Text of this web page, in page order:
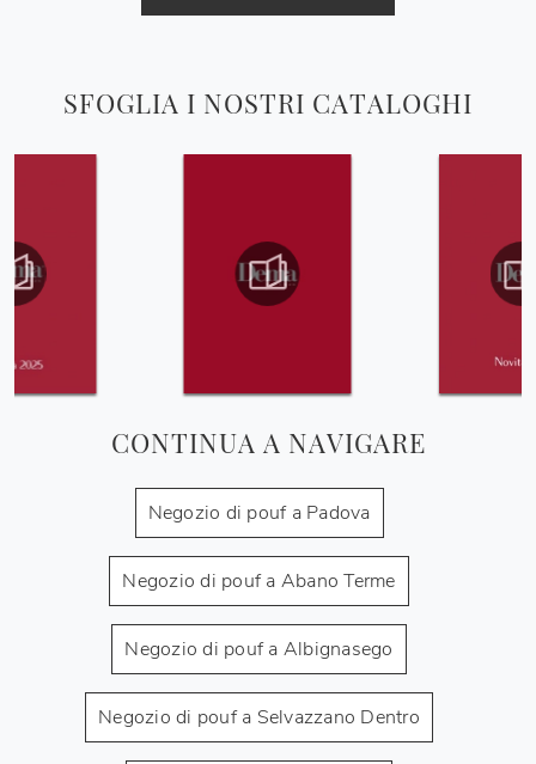
SFOGLIA I NOSTRI CATALOGHI
CONTINUA A NAVIGARE
Negozio di pouf a Padova
Negozio di pouf a Abano Terme
Negozio di pouf a Albignasego
Negozio di pouf a Selvazzano Dentro